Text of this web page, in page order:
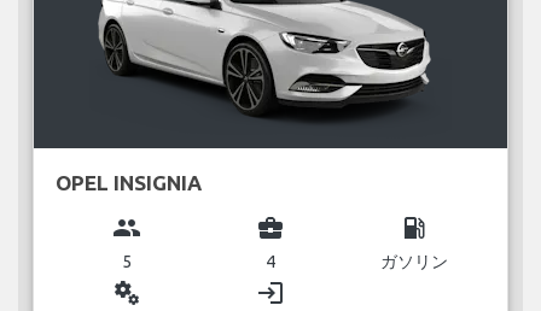
OPEL INSIGNIA
group
5
business_center
4
local_gas_station
ガソリン
miscellaneous_services login